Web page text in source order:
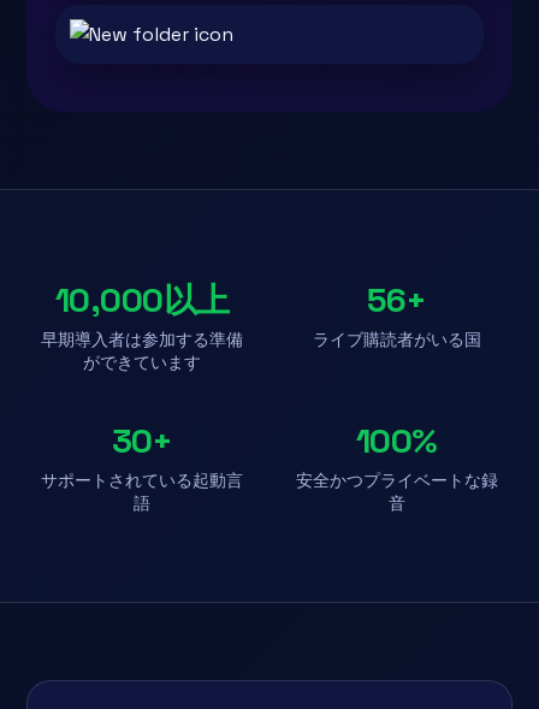
10,000以上
早期導入者は参加する準備
ができています
56+
ライブ購読者がいる国
30+
サポートされている起動言
語
100%
安全かつプライベートな録
音